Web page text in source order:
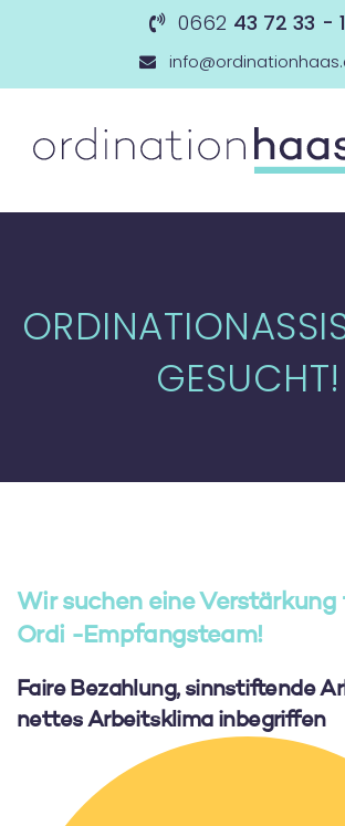
0662 43 72 33 -
GESUCHT!
Wir suchen eine Verstärkung
Ordi -Empfangsteam!
Faire Bezahlung, sinnstiftende
nettes Arbeitsklima inbegriffen